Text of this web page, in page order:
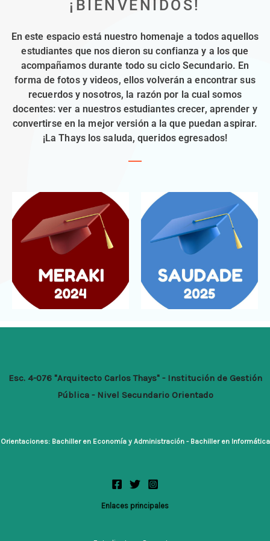
¡BIENVENIDOS!
En este espacio está nuestro homenaje a todos aquellos
estudiantes que nos dieron su confianza y a los que
acompañamos durante todo su ciclo Secundario. En
forma de fotos y videos, ellos volverán a encontrar sus
recuerdos y nosotros, la razón por la cual somos
docentes: ver a nuestros estudiantes crecer, aprender y
convertirse en la mejor versión a la que puedan aspirar.
¡La Thays los saluda, queridos egresados!
Esc. 4-076 "Arquitecto Carlos Thays" - Institución de Gestión
Pública - Nivel Secundario Orientado
Orientaciones: Bachiller en Economía y Administración - Bachiller en Informática
Enlaces principales